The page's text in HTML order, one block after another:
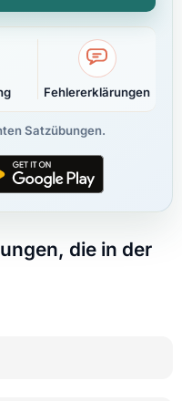
Fehlererklärungen
Satzübungen.
die in der